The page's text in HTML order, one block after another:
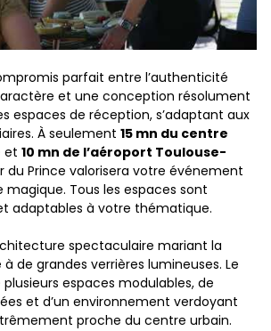
parfait entre l’authenticité
et une conception résolument
espaces de réception, s’adaptant aux
À seulement 15 mn du centre
et 10 mn de l’aéroport Toulouse-
du Prince valorisera votre événement
magique. Tous les espaces sont
adaptables à votre thématique.
spectaculaire mariant la
de grandes verrières lumineuses. Le
espaces modulables, de
et d’un environnement verdoyant
proche du centre urbain.